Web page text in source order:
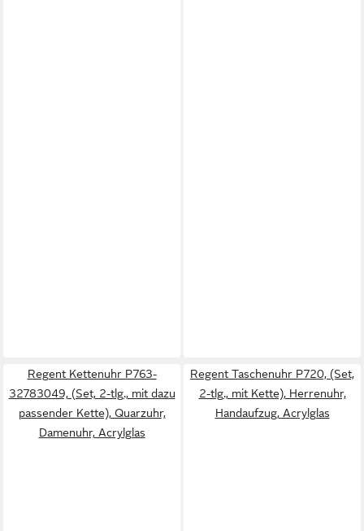
Regent Kettenuhr P763-
32783049, (Set, 2-tlg., mit dazu
passender Kette), Quarzuhr,
Damenuhr, Acrylglas
Regent Taschenuhr P720, (Set,
2-tlg., mit Kette), Herrenuhr,
Handaufzug, Acrylglas